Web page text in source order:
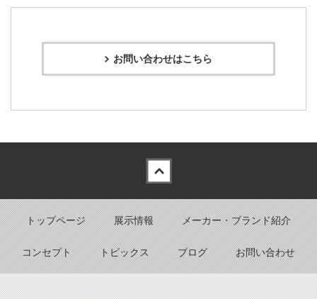
お問い合わせはこちら
トップページ 展示情報 メーカー・ブランド紹介
コンセプト トピックス ブログ お問い合わせ
Back to top